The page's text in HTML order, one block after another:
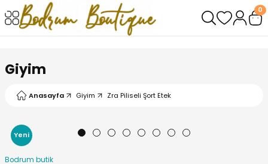
0
Giyim
Anasayfa Giyim Zra Piliseli Şort Etek
Yeni
Bodrum butik
Geri Dön
Geri Dön